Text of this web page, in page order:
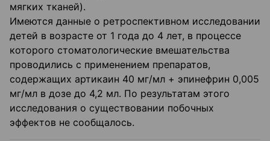
мягких тканей).
Имеются данные о ретроспективном исследовании
детей в возрасте от 1 года до 4 лет, в процессе
которого стоматологические вмешательства
проводились с применением препаратов,
содержащих артикаин 40 мг/мл + эпинефрин 0,005
мг/мл в дозе до 4,2 мл. По результатам этого
исследования о существовании побочных
эффектов не сообщалось.